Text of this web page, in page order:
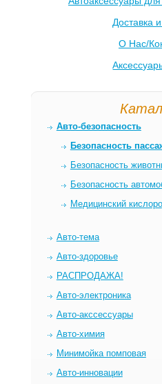
Доставка
О Нас/
Авто-безопасность
Безопасность
Безопасность
Безопасность
Медицинский
Авто-тема
Авто-здоровье
РАСПРОДАЖА!
Авто-электроника
Авто-акссессуары
Авто-химия
Минимойка помповая
Авто-инновации